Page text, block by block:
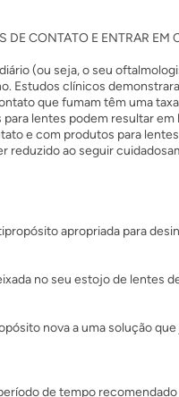
DE CONTATO E ENTRAR
(ou seja, o seu
Estudos clínicos
que fumam têm uma
lentes podem resultar em
e com produtos para
reduzido ao seguir
apropriada para
no seu estojo de lentes
nova a uma solução
de tempo